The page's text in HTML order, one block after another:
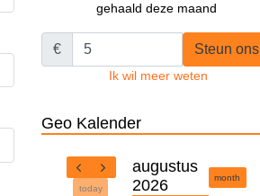
gehaald deze maand
€ Steun ons
Ik wil meer weten
Geo Kalender
today
augustus
2026
month